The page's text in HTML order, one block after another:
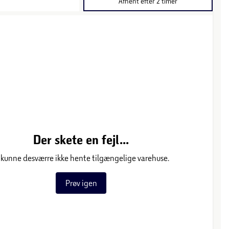
Der skete en fejl...
kunne desværre ikke hente tilgængelige varehuse.
Prøv igen